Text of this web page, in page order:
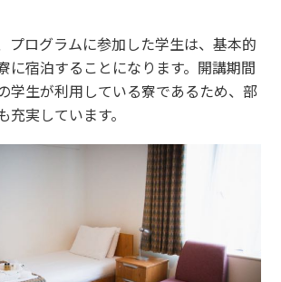
プログラムに参加した学生は、基本的
に宿泊することになります。開講期間
学生が利用している寮であるため、部
実しています。